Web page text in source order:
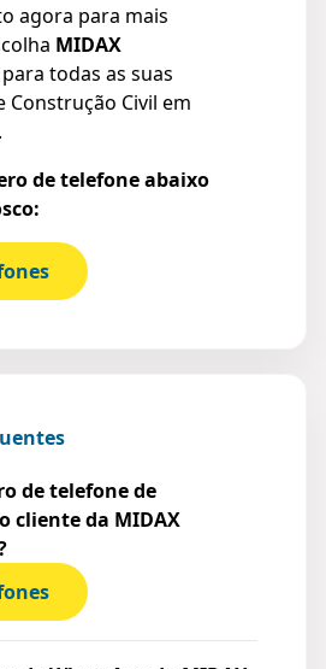
agora para mais
MIDAX
para todas as suas
Construção Civil em
de telefone abaixo
de telefone de
cliente da MIDAX